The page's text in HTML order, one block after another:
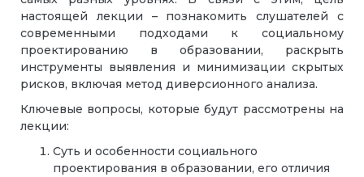
настоящей лекции – познакомить слушателей с
современными подходами к социальному
проектированию в образовании, раскрыть
инструменты выявления и минимизации скрытых
рисков, включая метод диверсионного анализа.
Ключевые вопросы, которые будут рассмотрены на
лекции:
Суть и особенности социального
проектирования в образовании, его отличия